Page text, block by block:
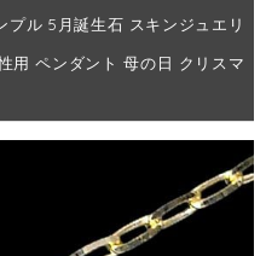
ル 5月誕生石 スキンジュエリ
用 ペンダント 母の日 クリスマ